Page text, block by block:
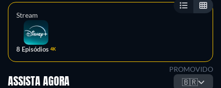
Stream
8 Episódios 4K
PROMOVIDO
ASSISTA AGORA 🇧🇷